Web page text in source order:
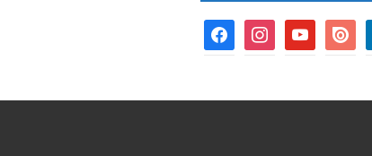
facebookinstagramyoutubeissuu